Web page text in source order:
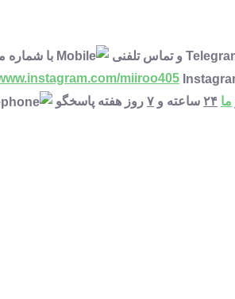
و تماس تلفنی
با شماره
miiroo405
ما ۲۴ ساعته و ۷ روز هفته پاسخگو